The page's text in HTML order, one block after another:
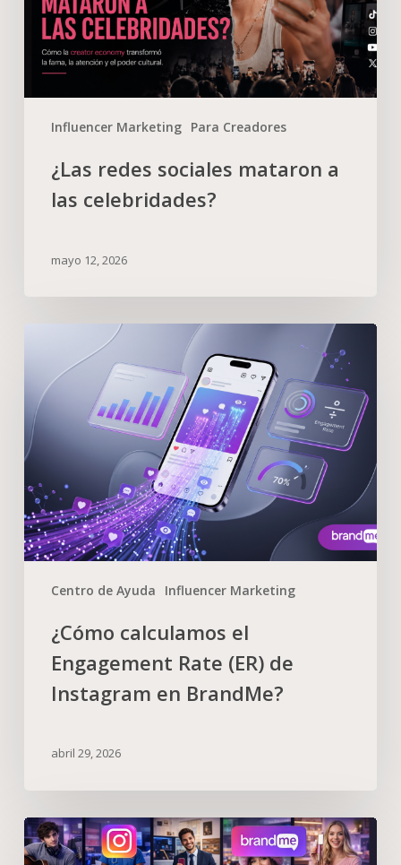
Influencer Marketing Para Creadores
¿Las redes sociales mataron a
las celebridades?
mayo 12, 2026
Centro de Ayuda Influencer Marketing
¿Cómo calculamos el
Engagement Rate (ER) de
Instagram en BrandMe?
abril 29, 2026